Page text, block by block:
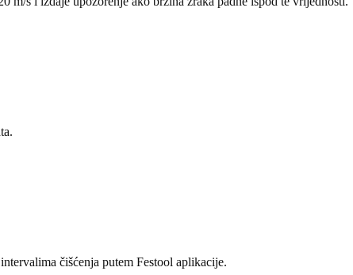
čišćenja putem Festool aplikacije.